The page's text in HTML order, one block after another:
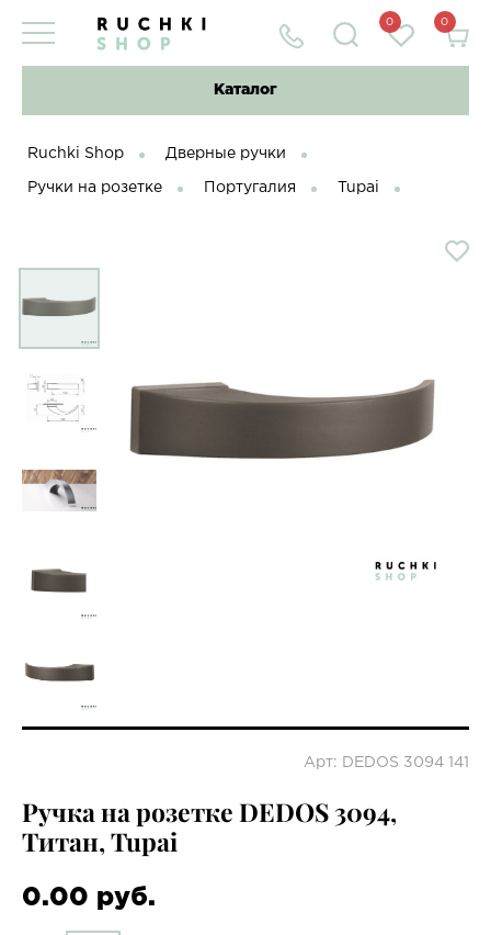
0 0
Каталог
Ruchki Shop Дверные ручки
Ручки на розетке Португалия Tupai
Арт: DEDOS 3094 141
Ручка на розетке DEDOS 3094,
Титан, Tupai
0.00 руб.